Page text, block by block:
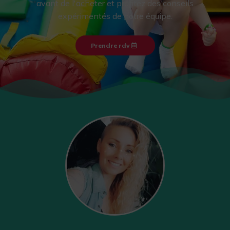
avant de l'acheter et profitez des conseils
expérimentés de notre équipe.
Prendre rdv